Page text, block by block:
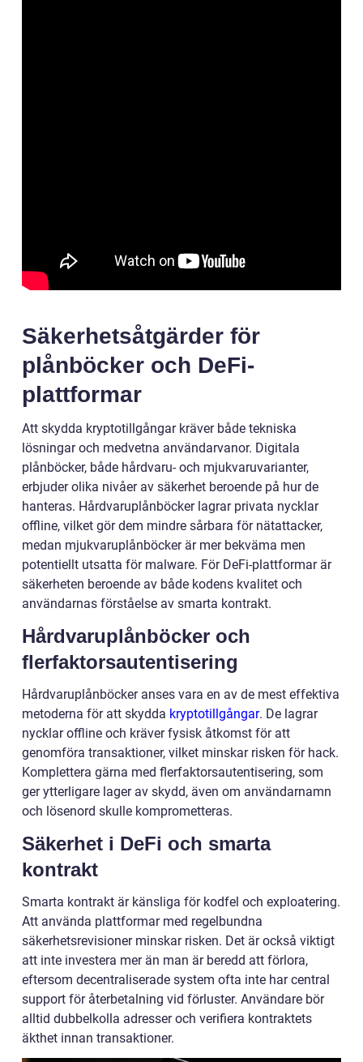
Säkerhetsåtgärder för
plånböcker och DeFi-
plattformar
Att skydda kryptotillgångar kräver både tekniska
lösningar och medvetna användarvanor. Digitala
plånböcker, både hårdvaru- och mjukvaruvarianter,
erbjuder olika nivåer av säkerhet beroende på hur de
hanteras. Hårdvaruplånböcker lagrar privata nycklar
offline, vilket gör dem mindre sårbara för nätattacker,
medan mjukvaruplånböcker är mer bekväma men
potentiellt utsatta för malware. För DeFi-plattformar är
säkerheten beroende av både kodens kvalitet och
användarnas förståelse av smarta kontrakt.
Hårdvaruplånböcker och
flerfaktorsautentisering
Hårdvaruplånböcker anses vara en av de mest effektiva
metoderna för att skydda kryptotillgångar. De lagrar
nycklar offline och kräver fysisk åtkomst för att
genomföra transaktioner, vilket minskar risken för hack.
Komplettera gärna med flerfaktorsautentisering, som
ger ytterligare lager av skydd, även om användarnamn
och lösenord skulle komprometteras.
Säkerhet i DeFi och smarta
kontrakt
Smarta kontrakt är känsliga för kodfel och exploatering.
Att använda plattformar med regelbundna
säkerhetsrevisioner minskar risken. Det är också viktigt
att inte investera mer än man är beredd att förlora,
eftersom decentraliserade system ofta inte har central
support för återbetalning vid förluster. Användare bör
alltid dubbelkolla adresser och verifiera kontraktets
äkthet innan transaktioner.